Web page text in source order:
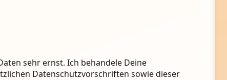
sehr ernst. Ich behandele Deine
Datenschutzvorschriften sowie dieser